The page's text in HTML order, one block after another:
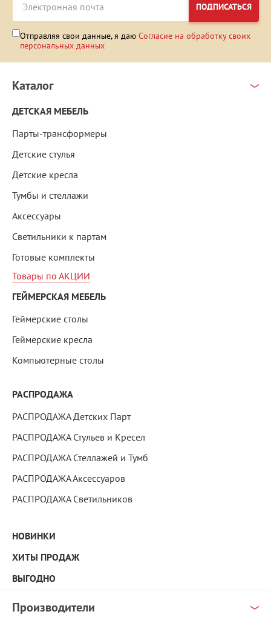
ПОДПИСАТЬСЯ
Отправляя свои данные, я даю Согласие на обработку своих
персональных данных
Каталог
ДЕТСКАЯ МЕБЕЛЬ
Парты-трансформеры
Детские стулья
Детские кресла
Тумбы и стеллажи
Аксессуары
Светильники к партам
Готовые комплекты
Товары по АКЦИИ
ГЕЙМЕРСКАЯ МЕБЕЛЬ
Геймерские столы
Геймерские кресла
Компьютерные столы
РАСПРОДАЖА
РАСПРОДАЖА Детских Парт
РАСПРОДАЖА Стульев и Кресел
РАСПРОДАЖА Стеллажей и Тумб
РАСПРОДАЖА Аксессуаров
РАСПРОДАЖА Светильников
НОВИНКИ
ХИТЫ ПРОДАЖ
ВЫГОДНО
Производители